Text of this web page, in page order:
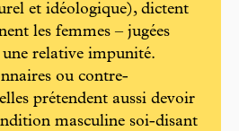
et idéologique), dictent
les femmes – jugées
une relative impunité.
ou contre-
prétendent aussi devoir
masculine soi-disant